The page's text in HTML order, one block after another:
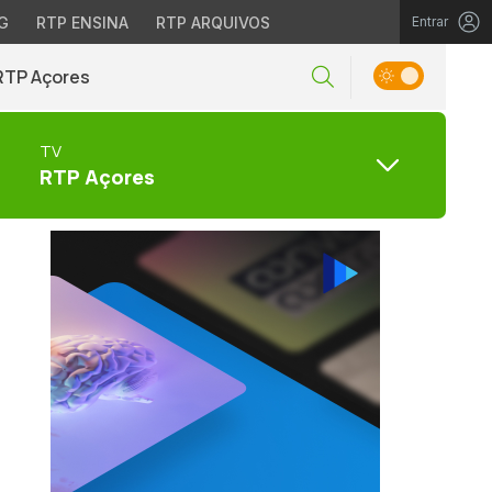
RTP ENSINA RTP ARQUIVOS Entrar
Açores
TV
RTP Açores